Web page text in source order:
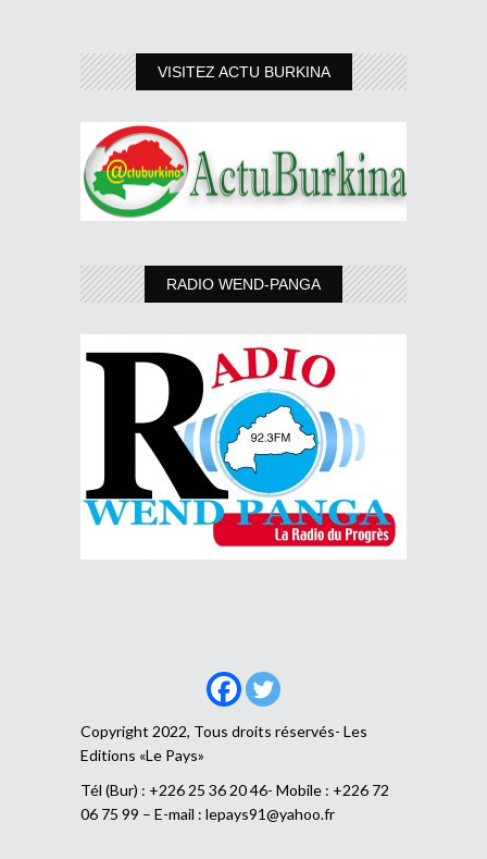
VISITEZ ACTU BURKINA
RADIO WEND-PANGA
Copyright 2022, Tous droits réservés- Les
Editions «Le Pays»
Tél (Bur) : +226 25 36 20 46- Mobile : +226 72
06 75 99 – E-mail : lepays91@yahoo.fr